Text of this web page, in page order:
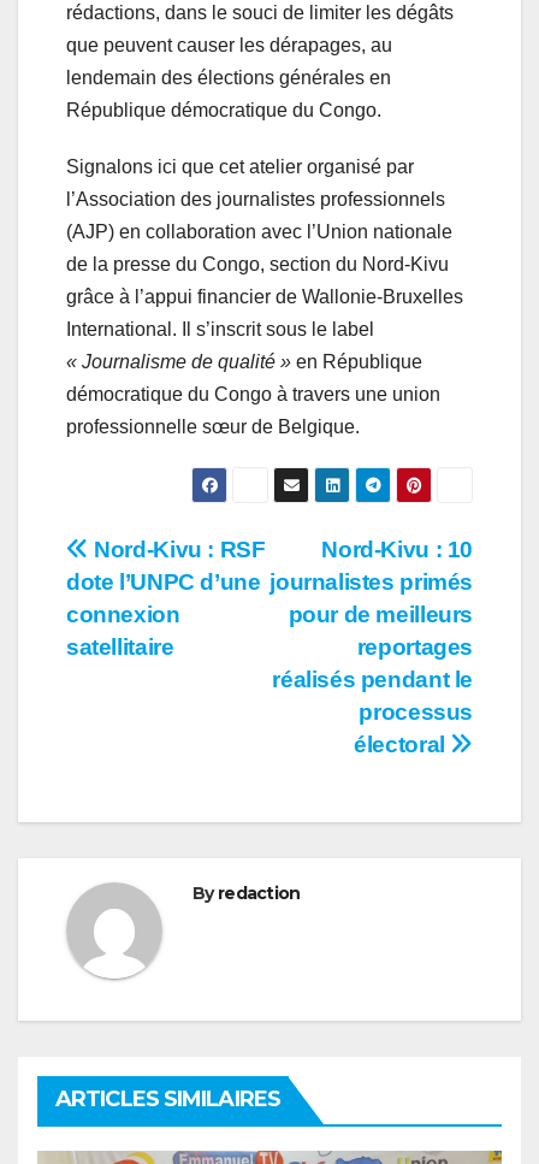
rédactions, dans le souci de limiter les dégâts
que peuvent causer les dérapages, au
lendemain des élections générales en
République démocratique du Congo.
Signalons ici que cet atelier organisé par
l’Association des journalistes professionnels
(AJP) en collaboration avec l’Union nationale
de la presse du Congo, section du Nord-Kivu
grâce à l’appui financier de Wallonie-Bruxelles
International. Il s’inscrit sous le label
« Journalisme de qualité » en République
démocratique du Congo à travers une union
professionnelle sœur de Belgique.
Navigation
de
l’article
Nord-Kivu : 10
journalistes primés
pour de meilleurs
reportages
réalisés pendant le
processus
électoral
Nord-Kivu : RSF
dote l’UNPC d’une
connexion
satellitaire
Byredaction
ARTICLES SIMILAIRES